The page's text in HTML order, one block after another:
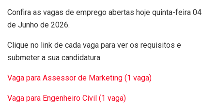
Confira as vagas de emprego abertas hoje quinta-feira 04
de Junho de 2026.
Clique no link de cada vaga para ver os requisitos e
submeter a sua candidatura.
Vaga para Assessor de Marketing (1 vaga)
Vaga para Engenheiro Civil (1 vaga)